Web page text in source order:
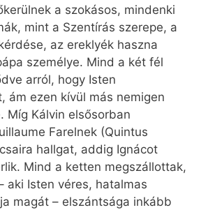
a szokásos, mindenki
mint a Szentírás szerepe, a
az ereklyék haszna
személye. Mind a két fél
arról, hogy Isten
ám ezen kívül más nemigen
Míg Kálvin elsősorban
Farelnek (Quintus
hallgat, addig Ignácot
Mind a ketten megszállottak,
aki Isten véres, hatalmas
magát – elszántsága inkább